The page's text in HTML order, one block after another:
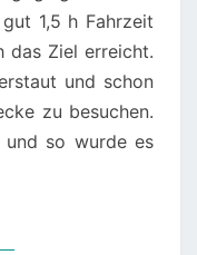
1,5 h Fahrzeit
das Ziel erreicht.
und schon
zu besuchen.
so wurde es
WEITERLESEN